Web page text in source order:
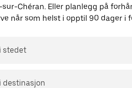
Chéran. Eller planlegg på
når som helst i opptil 90 dager i
stedet
destinasjon